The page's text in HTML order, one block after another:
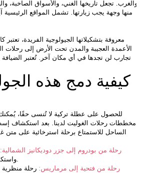
رحلة من بودروم إلى جزر دوديكانيز الشمالية:
واستكشاف الجزر اليونانية.
رحلة من فتحية إلى مرماريس: